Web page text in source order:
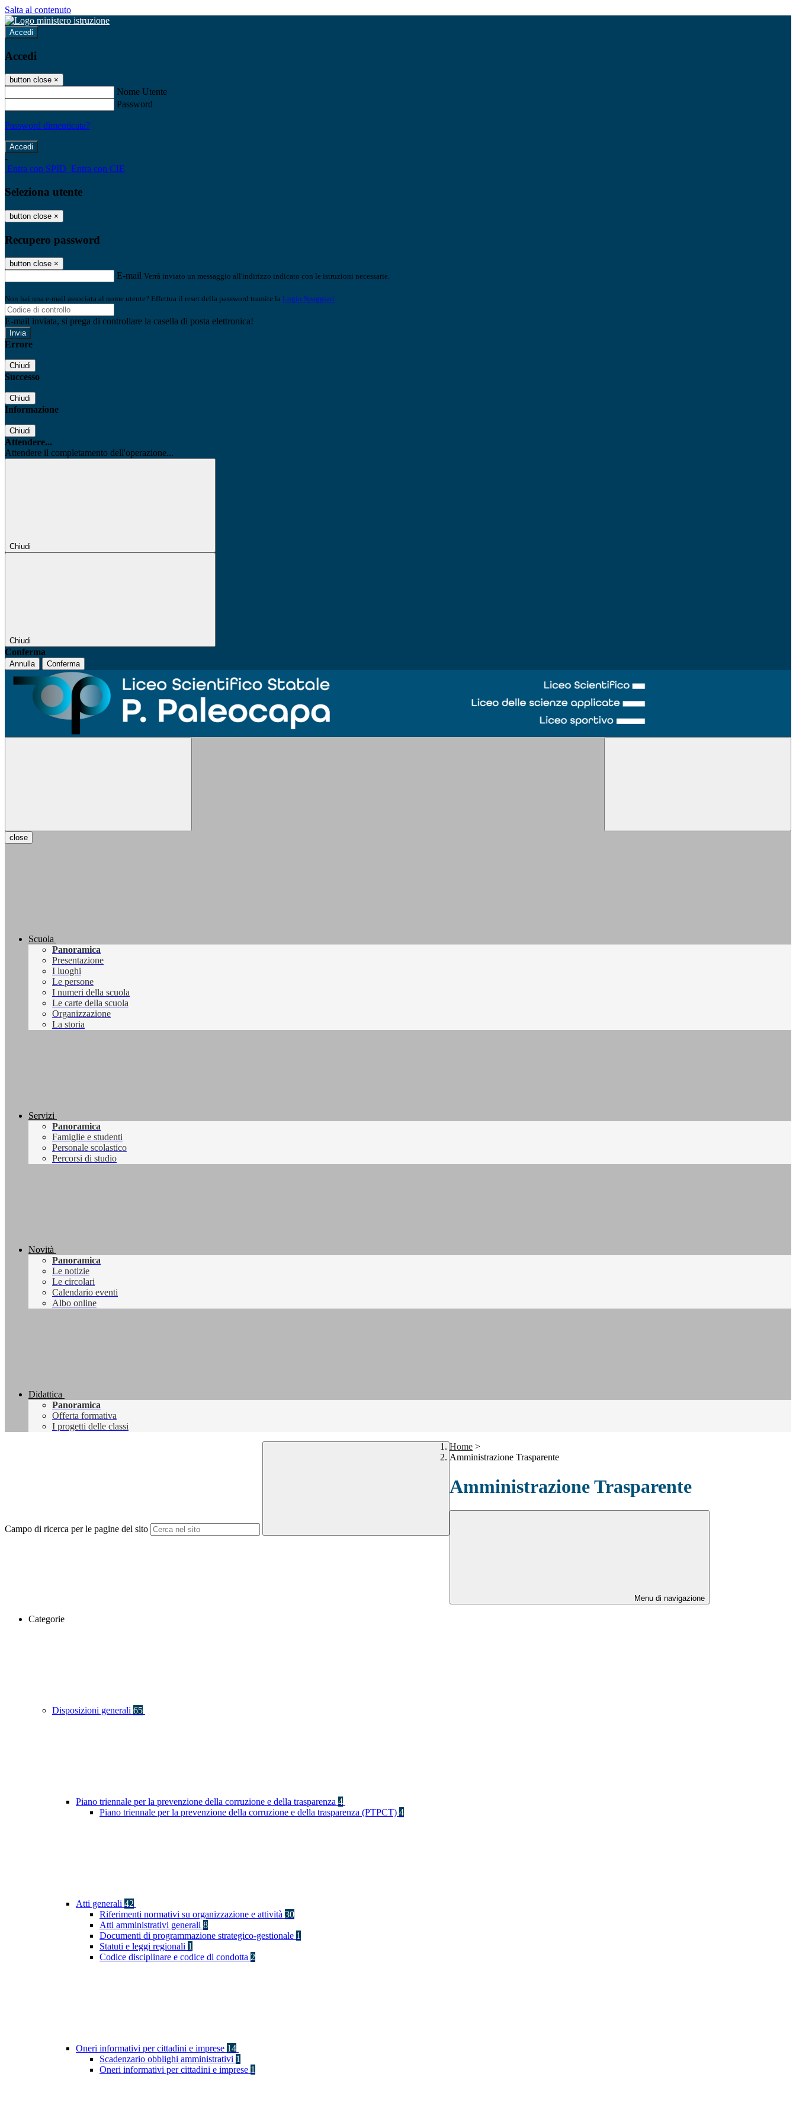
Salta al contenuto
Accedi
Accedi
button close ×
Nome Utente
Password
Password dimenticata?
-
Entra con SPID Entra con CIE
Seleziona utente
button close ×
Recupero password
button close ×
E-mail Verrà inviato un messaggio all'indirizzo indicato con le istruzioni necessarie.
Non hai una e-mail associata al nome utente? Effettua il reset della password tramite la Login Spaggiari
E-mail inviata, si prega di controllare la casella di posta elettronica!
Errore
Chiudi
Successo
Chiudi
Informazione
Chiudi
Attendere...
Attendere il completamento dell'operazione...
Chiudi
Chiudi
Conferma
Annulla Conferma
close
Scuola
Panoramica
Presentazione
I luoghi
Le persone
I numeri della scuola
Le carte della scuola
Organizzazione
La storia
Servizi
Panoramica
Famiglie e studenti
Personale scolastico
Percorsi di studio
Novità
Panoramica
Le notizie
Le circolari
Calendario eventi
Albo online
Didattica
Panoramica
Offerta formativa
I progetti delle classi
Campo di ricerca per le pagine del sito
Home >
Amministrazione Trasparente
Amministrazione Trasparente
Menu di navigazione
Categorie
Disposizioni generali 65
Piano triennale per la prevenzione della corruzione e della trasparenza 4
Piano triennale per la prevenzione della corruzione e della trasparenza (PTPCT) 4
Atti generali 42
Riferimenti normativi su organizzazione e attività 30
Atti amministrativi generali 8
Documenti di programmazione strategico-gestionale 1
Statuti e leggi regionali 1
Codice disciplinare e codice di condotta 2
Oneri informativi per cittadini e imprese 14
Scadenzario obblighi amministrativi 1
Oneri informativi per cittadini e imprese 1